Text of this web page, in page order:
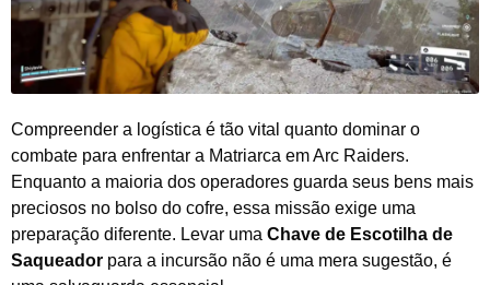
Compreender a logística é tão vital quanto dominar o
combate para enfrentar a Matriarca em Arc Raiders.
Enquanto a maioria dos operadores guarda seus bens mais
preciosos no bolso do cofre, essa missão exige uma
preparação diferente. Levar uma Chave de Escotilha de
Saqueador para a incursão não é uma mera sugestão, é